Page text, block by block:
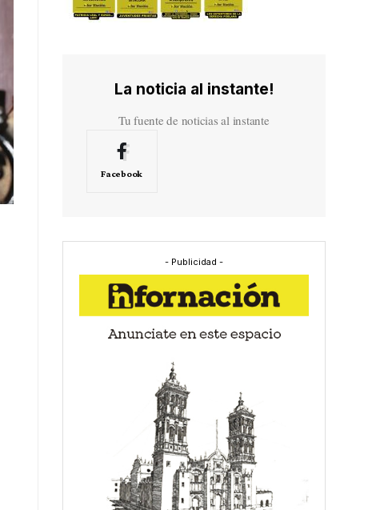
La noticia al instante!
Tu fuente de noticias al instante
Facebook
- Publicidad -